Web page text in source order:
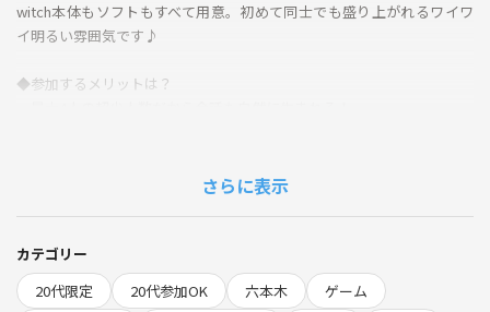
witch本体もソフトもすべて用意。初めて同士でも盛り上がれるワイワ
イ明るい雰囲気です♪
◆参加するメリットは？
・Switch初心者や対戦苦手でも協力プレイ中心で安心
◆当日の流れ
・14:00 六本木駅近の会場集合
さらに表示
カテゴリー
20代限定
20代参加OK 六本木
ゲーム